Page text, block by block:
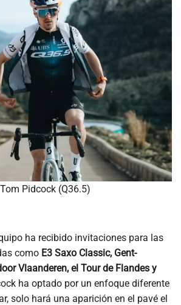
Tom Pidcock (Q36.5)
ha recibido invitaciones para las
como E3 Saxo Classic, Gent-
Vlaanderen, el Tour de Flandes y
ha optado por un enfoque diferente
solo hará una aparición en el pavé el